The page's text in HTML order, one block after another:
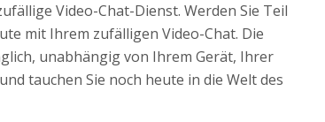
Video-Chat-Dienst. Werden Sie Teil
mit Ihrem zufälligen Video-Chat. Die
unabhängig von Ihrem Gerät, Ihrer
tauchen Sie noch heute in die Welt des